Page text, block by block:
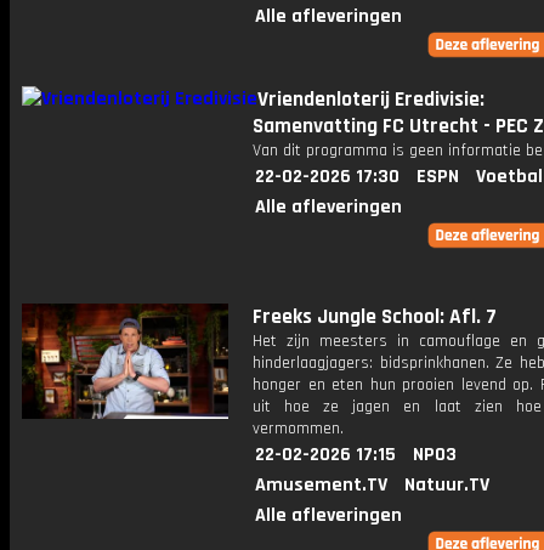
Alle afleveringen
Vriendenloterij Eredivisie:
Samenvatting FC Utrecht - PEC
Van dit programma is geen informatie
22-02-2026 17:30 ESPN
Alle afleveringen
Freeks Jungle School: Afl. 7
Het zijn meesters in camouflage en
hinderlaagjagers: bidsprinkhanen. Ze
honger en eten hun prooien levend op.
uit hoe ze jagen en laat zien
vermommen.
22-02-2026 17:15
NPO3
Amusement.TV
Natuur.TV
Alle afleveringen